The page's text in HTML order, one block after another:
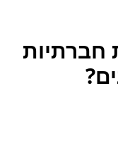
חברתיות
?